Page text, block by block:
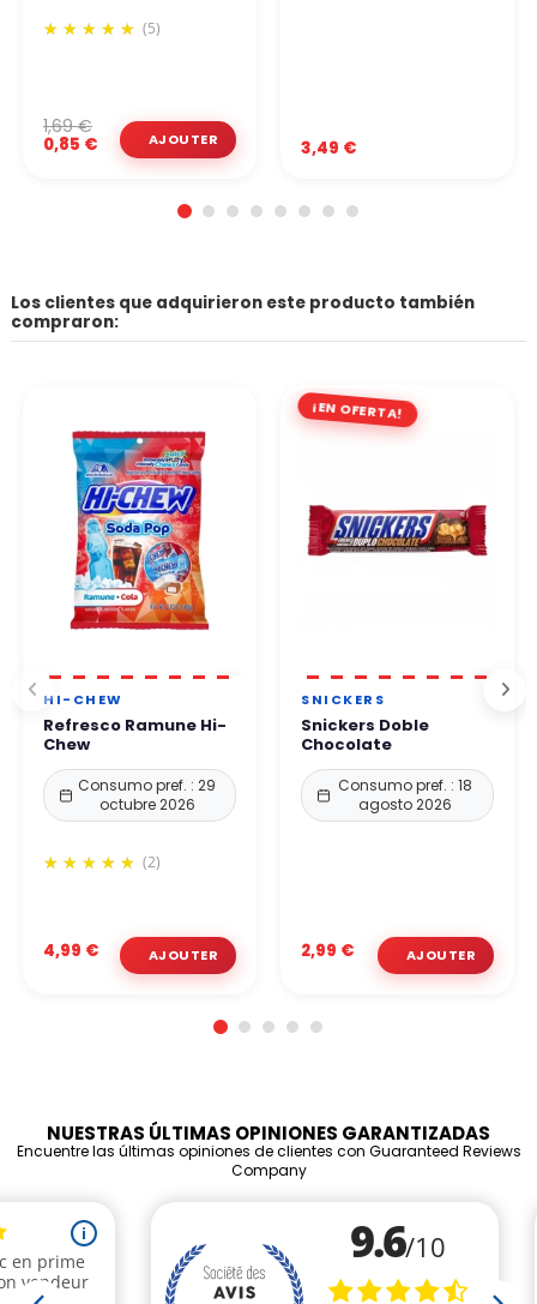
(5)
0,85 €
1,69 €
3,49 €
Los clientes que adquirieron este producto también
compraron:
HI-CHEW
Refresco Ramune Hi-
Chew
Consumo pref. : 29
octubre 2026
(2)
4,99 €
¡EN OFERTA!
SNICKERS
Snickers Doble
Chocolate
Consumo pref. : 18
agosto 2026
2,99 €
NUESTRAS ÚLTIMAS OPINIONES GARANTIZADAS
Encuentre las últimas opiniones de clientes con Guaranteed Reviews
Company